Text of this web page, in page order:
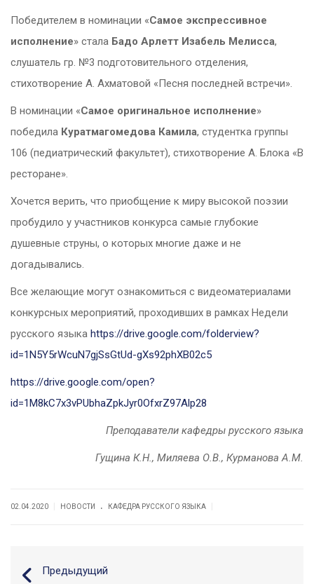
Победителем в номинации «Самое экспрессивное
исполнение» стала Бадо Арлетт Изабель Мелисса,
слушатель гр. №3 подготовительного отделения,
стихотворение А. Ахматовой «Песня последней встречи».
В номинации «Самое оригинальное исполнение»
победила Куратмагомедова Камила, студентка группы
106 (педиатрический факультет), стихотворение А. Блока «В
ресторане».
Хочется верить, что приобщение к миру высокой поэзии
пробудило у участников конкурса самые глубокие
душевные струны, о которых многие даже и не
догадывались.
Все желающие могут ознакомиться с видеоматериалами
конкурсных мероприятий, проходивших в рамках Недели
русского языка https://drive.google.com/folderview?
id=1N5Y5rWcuN7gjSsGtUd-gXs92phXB02c5
https://drive.google.com/open?
id=1M8kC7x3vPUbhaZpkJyr0OfxrZ97Alp28
Преподаватели кафедры русского языка
Гущина К.Н., Миляева О.В., Курманова А.М.
02.04.2020 НОВОСТИ . КАФЕДРА РУССКОГО ЯЗЫКА
Предыдущий